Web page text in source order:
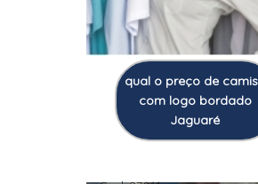
qual o preço de
com logo bordado
Jaguaré